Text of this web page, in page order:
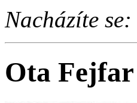
Nacházíte se:
Ota Fejfar